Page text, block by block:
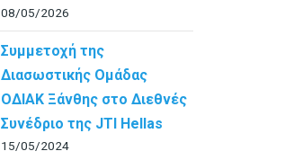
08/05/2026
Συμμετοχή της
Διασωστικής Ομάδας
ΟΔΙΑΚ Ξάνθης στο Διεθνές
Συνέδριο της JTI Hellas
15/05/2024